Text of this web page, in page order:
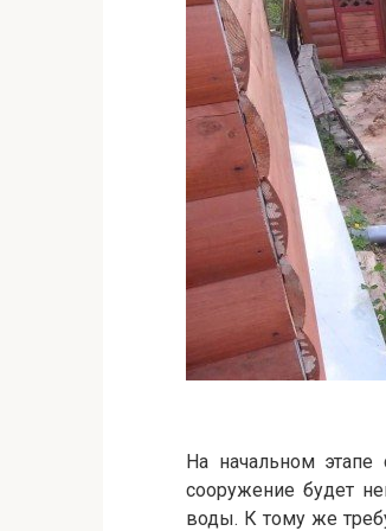
На начальном
сооружение будет
воды. К тому же